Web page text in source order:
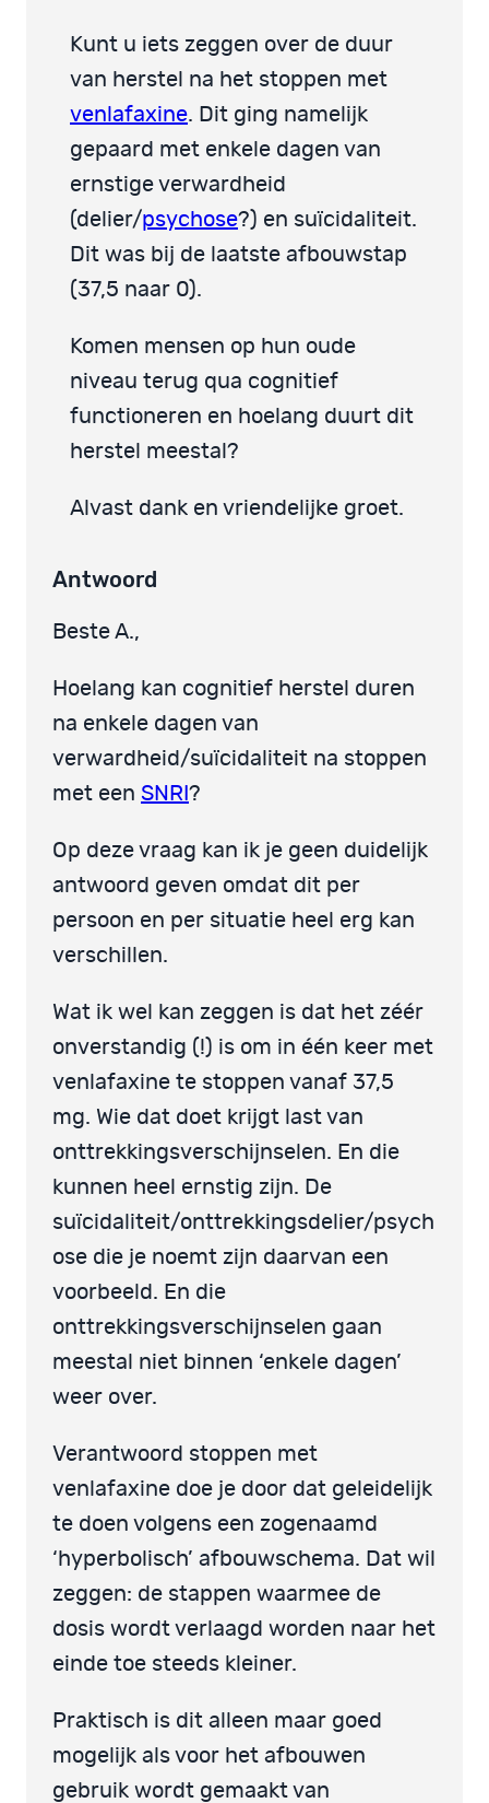
Kunt u iets zeggen over de duur
van herstel na het stoppen met
venlafaxine. Dit ging namelijk
gepaard met enkele dagen van
ernstige verwardheid
(delier/psychose?) en suïcidaliteit.
Dit was bij de laatste afbouwstap
(37,5 naar 0).
Komen mensen op hun oude
niveau terug qua cognitief
functioneren en hoelang duurt dit
herstel meestal?
Alvast dank en vriendelijke groet.
Antwoord
Beste A.,
Hoelang kan cognitief herstel duren
na enkele dagen van
verwardheid/suïcidaliteit na stoppen
met een SNRI ?
Op deze vraag kan ik je geen duidelijk
antwoord geven omdat dit per
persoon en per situatie heel erg kan
verschillen.
Wat ik wel kan zeggen is dat het zéér
onverstandig (!) is om in één keer met
venlafaxine te stoppen vanaf 37,5
mg. Wie dat doet krijgt last van
onttrekkingsverschijnselen. En die
kunnen heel ernstig zijn. De
suïcidaliteit/onttrekkingsdelier/psych
ose die je noemt zijn daarvan een
voorbeeld. En die
onttrekkingsverschijnselen gaan
meestal niet binnen ‘enkele dagen’
weer over.
Verantwoord stoppen met
venlafaxine doe je door dat geleidelijk
te doen volgens een zogenaamd
‘hyperbolisch’ afbouwschema. Dat wil
zeggen: de stappen waarmee de
dosis wordt verlaagd worden naar het
einde toe steeds kleiner.
Praktisch is dit alleen maar goed
mogelijk als voor het afbouwen
gebruik wordt gemaakt van